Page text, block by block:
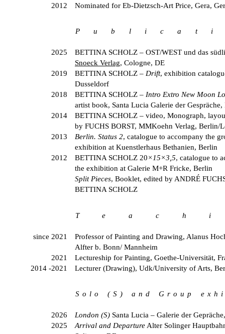
2012
Nominated for Eb-Dietzsch-Art Price, Gera,
P u b l i c a t i
2025 BETTINA SCHOLZ – OST/WEST und das
Snoeck Verlag, Cologne, DE
2019
BETTINA SCHOLZ – Drift, exhibition
Dusseldorf
2018
BETTINA SCHOLZ – Intro Extro New Moon
artist book, Santa Lucia Galerie der
2014
BETTINA SCHOLZ – video, Monograph,
by FUCHS BORST, MMKoehn Verlag, Berlin/
2013
Berlin. Status 2, catalogue to accompany the
exhibition at Kuenstlerhaus Bethanien, Berlin
2012
BETTINA SCHOLZ 20× 15×3,5, catalogue to
the exhibition at Galerie M+R Fricke, Berlin
Split Pieces, Booklet, edited by ANDRÉ
BETTINA SCHOLZ
T e a c h i
since 2021
Professor of Painting and Drawing, Alanus
Alfter b. Bonn/ Mannheim
2021
Lectureship for Painting, Goethe-Universität,
2014 -2021
Lecturer (Drawing), Udk/University of Arts,
S o l o ( S ) a n d G r o u p e x h i
2026 London (S) Santa Lucia – Galerie der
2025
Arrival and Departure Alter Solinger